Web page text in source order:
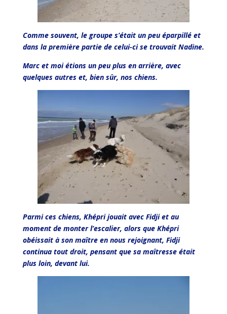
Comme souvent, le groupe s’était un peu éparpillé et
dans la première partie de celui-ci se trouvait Nadine.
Marc et moi étions un peu plus en arrière, avec
quelques autres et, bien sûr, nos chiens.
Parmi ces chiens, Khépri jouait avec Fidji et au
moment de monter l’escalier, alors que Khépri
obéissait à son maître en nous rejoignant, Fidji
continua tout droit, pensant que sa maîtresse était
plus loin, devant lui.